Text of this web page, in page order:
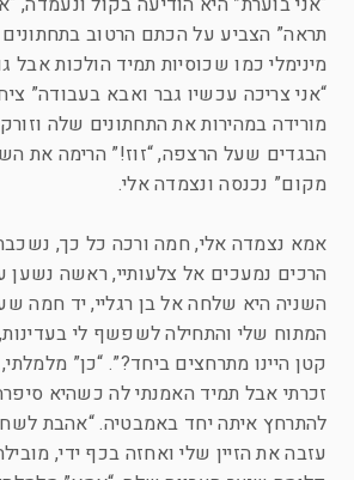
תראה” הצביע על הכתם הרטוב
מינימלי כמו שכוסיות תמיד הולכות אבל
“אני צריכה עכשיו גבר ואבא בעבודה”
מורידה במהירות את התחתונים שלה
הבגדים שעל הרצפה, “זוז!” הרימה את
מקום” נכנסה ונצמדה אלי.
אמא נצמדה אלי, חמה ורכה כל כך,
הרכים נמעכים אל צלעותיי, ראשה
השניה היא שלחה אל בן רגליי, יד חמה
המתוח שלי והתחילה לשפשף לי
קטן היינו מתרחצים ביחד?”. “כן”
זכרתי אבל תמיד האמנתי לה כשהיא
להתרחץ איתה יחד באמבטיה. “אהבת
עזבה את הזיין שלי ואחזה בכף ידי,